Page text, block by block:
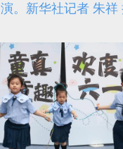
演。新华社记者 朱祥